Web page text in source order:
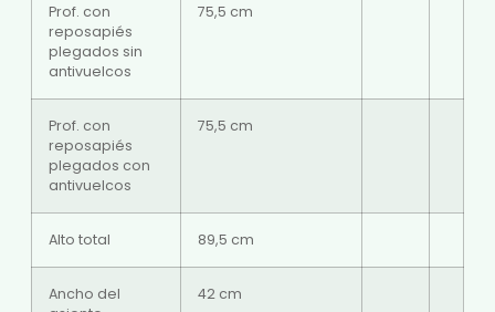
Prof. con
reposapiés
plegados sin
antivuelcos
75,5 cm
Prof. con
reposapiés
plegados con
antivuelcos
75,5 cm
Alto total 89,5 cm
Ancho del
42 cm